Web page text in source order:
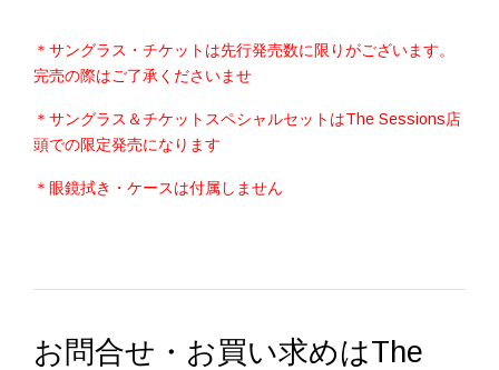
＊サングラス・チケットは先行発売数に限りがございます。
完売の際はご了承くださいませ
＊サングラス＆チケットスペシャルセットはThe Sessions店
頭での限定発売になります
＊眼鏡拭き・ケースは付属しません
お問合せ・お買い求めはThe